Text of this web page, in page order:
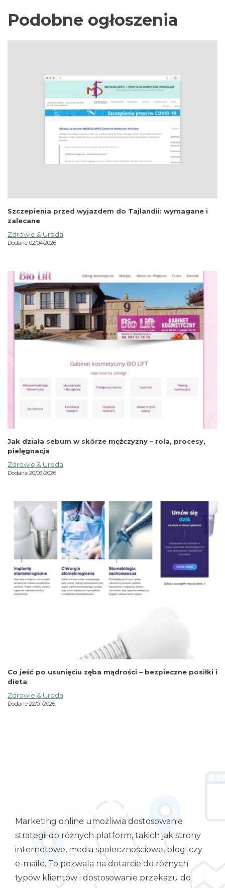
Podobne ogłoszenia
Szczepienia przed wyjazdem do Tajlandii: wymagane i
zalecane
Zdrowie & Uroda
Dodane 02/04/2026
Jak działa sebum w skórze mężczyzny – rola, procesy,
pielęgnacja
Zdrowie & Uroda
Dodane 20/03/2026
Co jeść po usunięciu zęba mądrości – bezpieczne posiłki i
dieta
Zdrowie & Uroda
Dodane 22/01/2026
Marketing online umożliwia dostosowanie
strategii do różnych platform, takich jak strony
internetowe, media społecznościowe, blogi czy
e-maile. To pozwala na dotarcie do różnych
typów klientów i dostosowanie przekazu do